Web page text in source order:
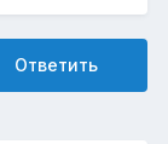
Ответить